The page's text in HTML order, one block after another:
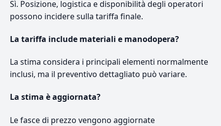
Sì. Posizione, logistica e disponibilità degli operatori
possono incidere sulla tariffa finale.
La tariffa include materiali e manodopera?
La stima considera i principali elementi normalmente
inclusi, ma il preventivo dettagliato può variare.
La stima è aggiornata?
Le fasce di prezzo vengono aggiornate